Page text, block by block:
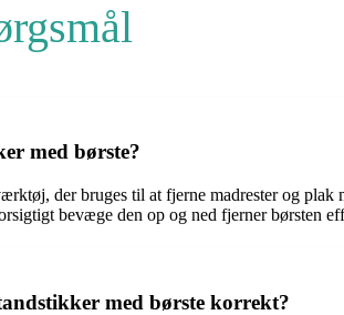
med børste?
der bruges til at fjerne madrester og
bevæge den op og ned fjerner børsten
med børste korrekt?